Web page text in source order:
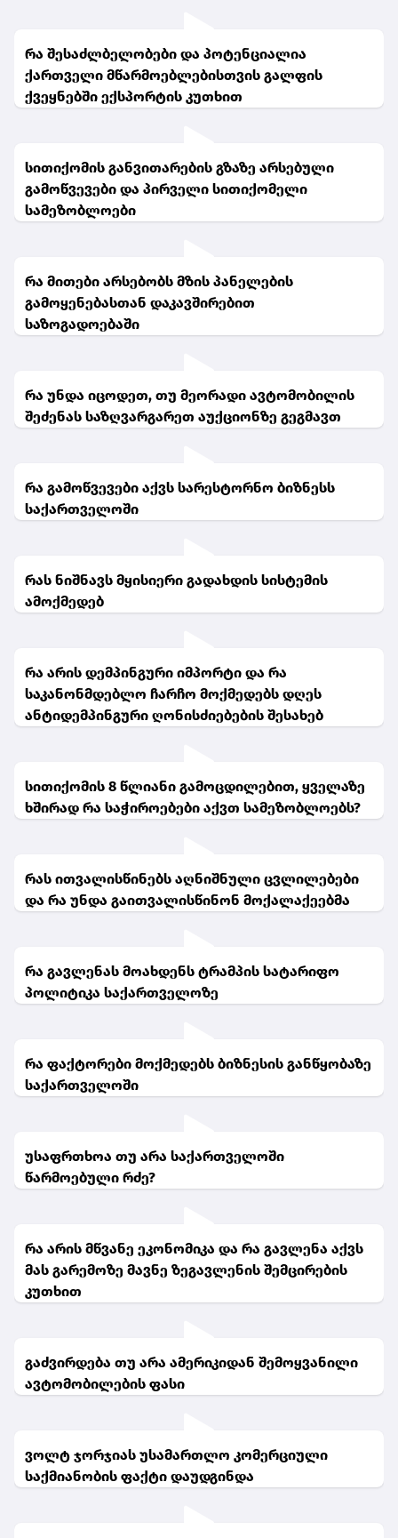
რა შესაძლბელობები და პოტენციალია
ქართველი მწარმოებლებისთვის გალფის
ქვეყნებში ექსპორტის კუთხით
სითიქომის განვითარების გზაზე არსებული
გამოწვევები და პირველი სითიქომელი
სამეზობლოები
რა მითები არსებობს მზის პანელების
გამოყენებასთან დაკავშირებით
საზოგადოებაში
რა უნდა იცოდეთ, თუ მეორადი ავტომობილის
შეძენას საზღვარგარეთ აუქციონზე გეგმავთ
რა გამოწვევები აქვს სარესტორნო ბიზნესს
საქართველოში
რას ნიშნავს მყისიერი გადახდის სისტემის
ამოქმედებ
რა არის დემპინგური იმპორტი და რა
საკანონმდებლო ჩარჩო მოქმედებს დღეს
ანტიდემპინგური ღონისძიებების შესახებ
სითიქომის 8 წლიანი გამოცდილებით, ყველაზე
ხშირად რა საჭიროებები აქვთ სამეზობლოებს?
რას ითვალისწინებს აღნიშნული ცვლილებები
და რა უნდა გაითვალისწინონ მოქალაქეებმა
რა გავლენას მოახდენს ტრამპის სატარიფო
პოლიტიკა საქართველოზე
რა ფაქტორები მოქმედებს ბიზნესის განწყობაზე
საქართველოში
უსაფრთხოა თუ არა საქართველოში
წარმოებული რძე?
რა არის მწვანე ეკონომიკა და რა გავლენა აქვს
მას გარემოზე მავნე ზეგავლენის შემცირების
კუთხით
გაძვირდება თუ არა ამერიკიდან შემოყვანილი
ავტომობილების ფასი
ვოლტ ჯორჯიას უსამართლო კომერციული
საქმიანობის ფაქტი დაუდგინდა